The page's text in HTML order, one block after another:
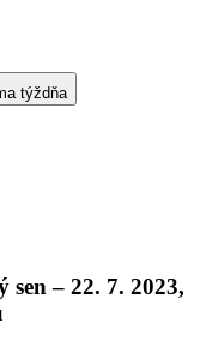
týždňa
– 22. 7. 2023,